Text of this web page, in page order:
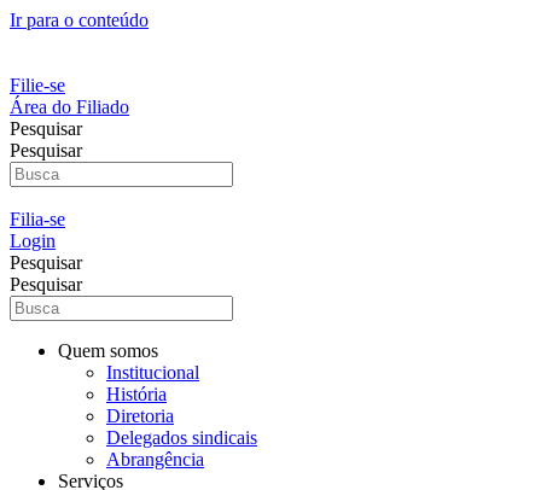
Ir para o conteúdo
Filie-se
Área do Filiado
Pesquisar
Pesquisar
Filia-se
Login
Pesquisar
Pesquisar
Quem somos
Institucional
História
Diretoria
Delegados sindicais
Abrangência
Serviços